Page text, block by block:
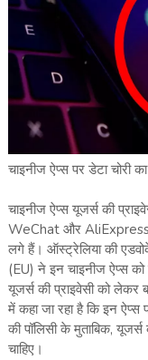
चाइनीज ऐप्स पर डेटा चोरी
चाइनीज ऐप्स यूजर्स की
WeChat और AliExpress
लगे हैं। ऑस्ट्रेलिया की
(EU) ने इन चाइनीज ऐप्स
यूजर्स की प्राइवेसी को लेकर
में कहा जा रहा है कि इन
की पॉलिसी के मुताबिक,
चाहिए।